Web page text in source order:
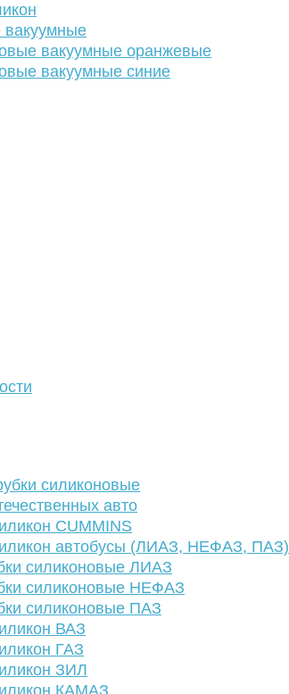
вакуумные
вакуумные оранжевые
вакуумные синие
силиконовые
авто
CUMMINS
автобусы (ЛИАЗ, НЕФАЗ, ПАЗ)
силиконовые ЛИАЗ
силиконовые НЕФАЗ
силиконовые ПАЗ
ВАЗ
ГАЗ
ЗИЛ
КАМАЗ